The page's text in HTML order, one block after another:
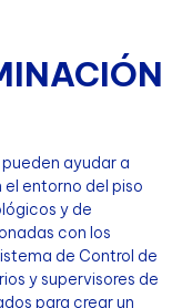
ayudar a
entorno del piso
y de
con los
de Control de
y supervisores de
para crear un